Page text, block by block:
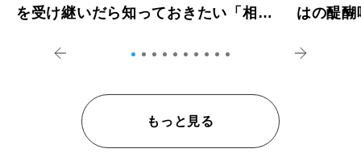
を受け継いだら知っておきたい「相続
はの醍
もっと見る